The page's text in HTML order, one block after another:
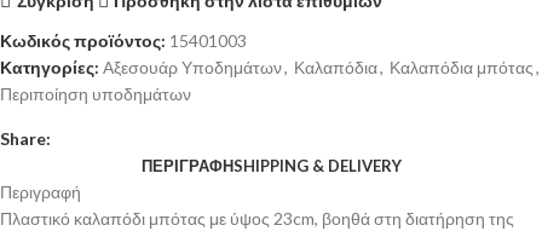
Κωδικός προϊόντος: 15401003
Κατηγορίες: Αξεσουάρ Υποδημάτων, Καλαπόδια, Καλαπόδια μπότας,
Περιποίηση υποδημάτων
Share:
ΠΕΡΙΓΡΑΦΉSHIPPING & DELIVERY
Περιγραφή
Πλαστικό καλαπόδι μπότας με ύψος 23cm, βοηθά στη διατήρηση της